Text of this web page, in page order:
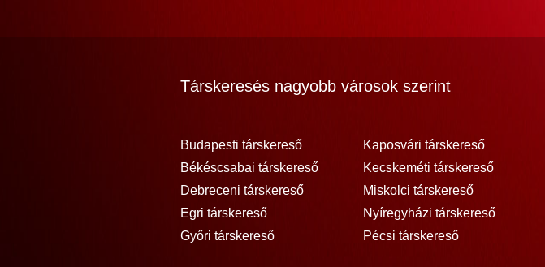
Társkeresés nagyobb városok szerint
Budapesti társkereső
Békéscsabai társkereső
Debreceni társkereső
Egri társkereső
Győri társkereső
Kaposvári társkereső
Kecskeméti társkereső
Miskolci társkereső
Nyíregyházi társkereső
Pécsi társkereső